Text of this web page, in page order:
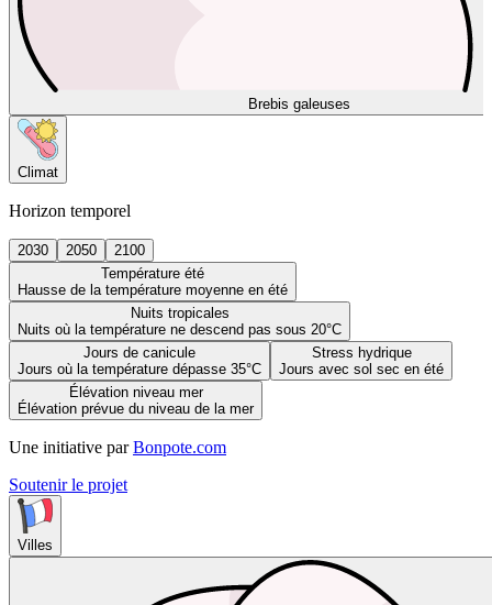
Brebis galeuses
Climat
Horizon temporel
2030 2050
2100
Température été
Hausse de la température moyenne en été
Nuits tropicales
Nuits où la température ne descend pas sous 20°C
Jours de canicule
Jours où la température dépasse 35°C
Stress hydrique
Jours avec sol sec en été
Élévation niveau mer
Élévation prévue du niveau de la mer
Une initiative par Bonpote.com
Soutenir le projet
Villes